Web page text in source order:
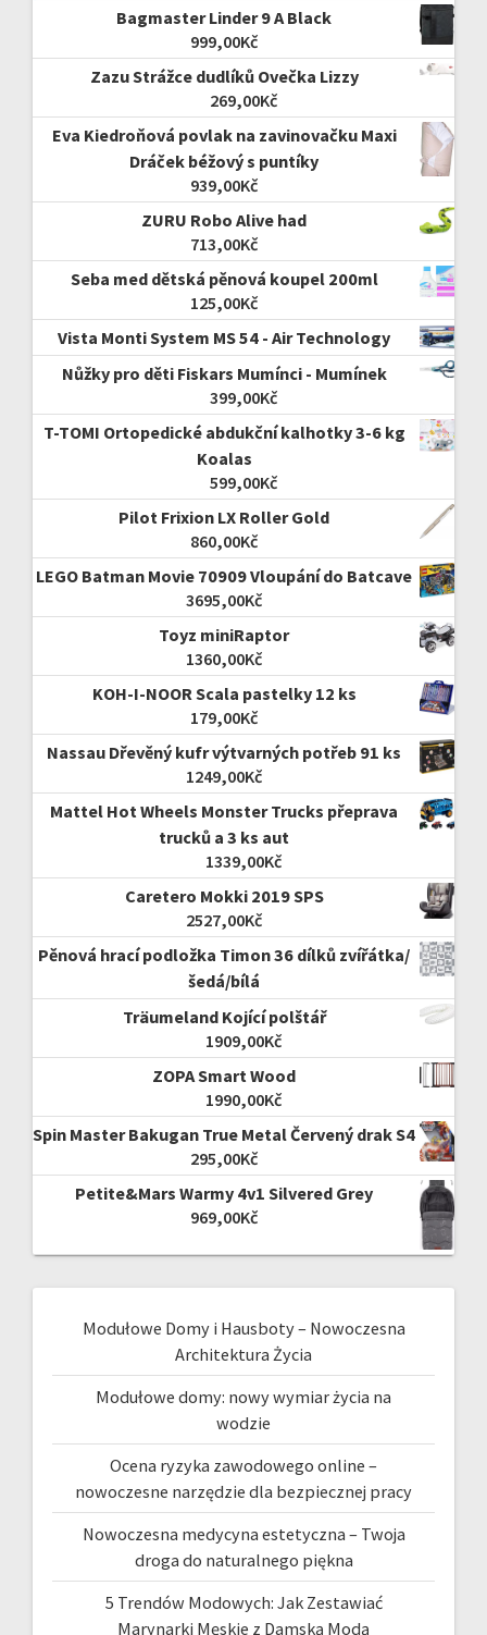
Bagmaster Linder 9 A Black
999,00Kč
Zazu Strážce dudlíků Ovečka Lizzy
269,00Kč
Eva Kiedroňová povlak na zavinovačku Maxi
Dráček béžový s puntíky
939,00Kč
ZURU Robo Alive had
713,00Kč
Seba med dětská pěnová koupel 200ml
125,00Kč
Vista Monti System MS 54 - Air Technology
Nůžky pro děti Fiskars Mumínci - Mumínek
399,00Kč
T-TOMI Ortopedické abdukční kalhotky 3-6 kg
Koalas
599,00Kč
Pilot Frixion LX Roller Gold
860,00Kč
LEGO Batman Movie 70909 Vloupání do Batcave
3695,00Kč
Toyz miniRaptor
1360,00Kč
KOH-I-NOOR Scala pastelky 12 ks
179,00Kč
Nassau Dřevěný kufr výtvarných potřeb 91 ks
1249,00Kč
Mattel Hot Wheels Monster Trucks přeprava
trucků a 3 ks aut
1339,00Kč
Caretero Mokki 2019 SPS
2527,00Kč
Pěnová hrací podložka Timon 36 dílků zvířátka/
šedá/bílá
Träumeland Kojící polštář
1909,00Kč
ZOPA Smart Wood
1990,00Kč
Spin Master Bakugan True Metal Červený drak S4
295,00Kč
Petite&Mars Warmy 4v1 Silvered Grey
969,00Kč
Modułowe Domy i Hausboty – Nowoczesna
Architektura Życia
Modułowe domy: nowy wymiar życia na
wodzie
Ocena ryzyka zawodowego online –
nowoczesne narzędzie dla bezpiecznej pracy
Nowoczesna medycyna estetyczna – Twoja
droga do naturalnego piękna
5 Trendów Modowych: Jak Zestawiać
Marynarki Męskie z Damską Modą